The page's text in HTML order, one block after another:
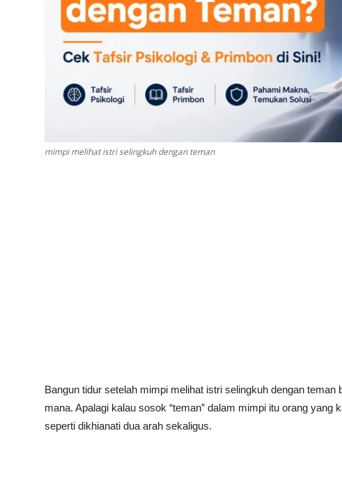
mimpi melihat istri selingkuh dengan teman
Bangun tidur setelah mimpi melihat istri selingkuh dengan teman
mana. Apalagi kalau sosok “teman” dalam mimpi itu orang
seperti dikhianati dua arah sekaligus.